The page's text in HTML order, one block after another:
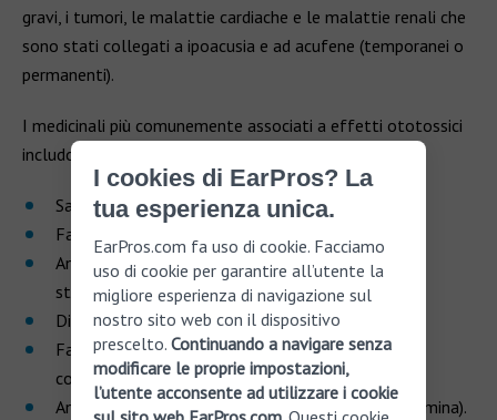
gravi, i tumori, le malattie cardiache e le malattie renali che
sono stati collegati a ipoacusia e ad acufene (temporanei o
permanenti).
I medicinali più comunemente associati a effetti ototossici
includono:
Salicilati (ad es. aspirina);
Farmaci antinfiammatori non steroidei;
Antibiotici aminoglicosidici (ad es. neomicina e
streptomicina);
Diuretici dell’ansa;
Farmaci chemioterapici (in particolare quelli che
contengono platino);
Antidepressivi triciclici (ad es. amitriptilina e imipramina).
I cookies di EarPros? La
tua esperienza unica.
EarPros.com fa uso di cookie. Facciamo
uso di cookie per garantire all’utente la
migliore esperienza di navigazione sul
nostro sito web con il dispositivo
prescelto. Continuando a navigare senza
modificare le proprie impostazioni,
l’utente acconsente ad utilizzare i cookie